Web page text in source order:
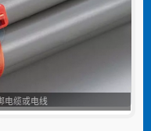
电缆或电线